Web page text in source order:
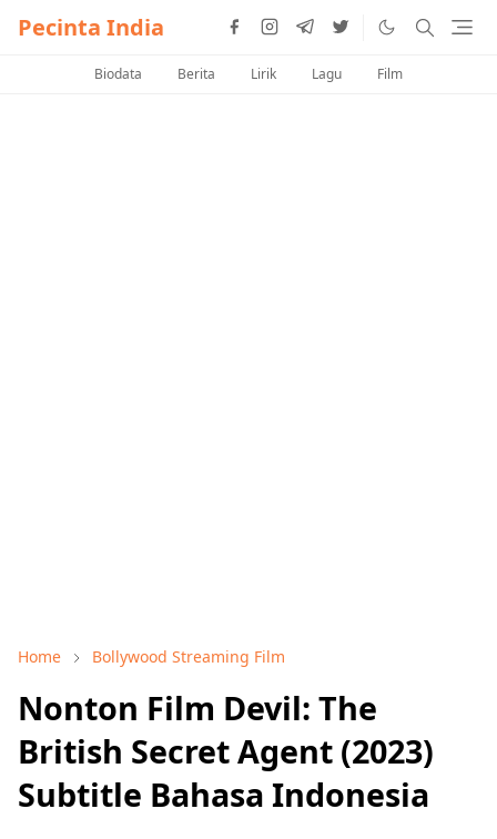
Pecinta India
Biodata Berita Lirik Lagu Film
Home Bollywood Streaming Film
Nonton Film Devil: The
British Secret Agent (2023)
Subtitle Bahasa Indonesia